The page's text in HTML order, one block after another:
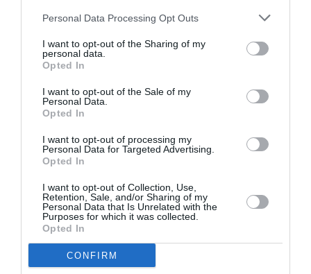
Personal Data Processing Opt Outs
I want to opt-out of the Sharing of my
personal data.
Opted In
I want to opt-out of the Sale of my
Personal Data.
Opted In
I want to opt-out of processing my
Personal Data for Targeted Advertising.
Opted In
I want to opt-out of Collection, Use,
Retention, Sale, and/or Sharing of my
Personal Data that Is Unrelated with the
Purposes for which it was collected.
Opted In
CONFIRM
a commenté :
4 février 2018 - 10 h 12 min
Le roi (n’)est( pas) mort Vive le roi !
RÉPONDRE
Pffffa commenté :
4 février 2018 - 10 h 45
Long live the Queen 🙂